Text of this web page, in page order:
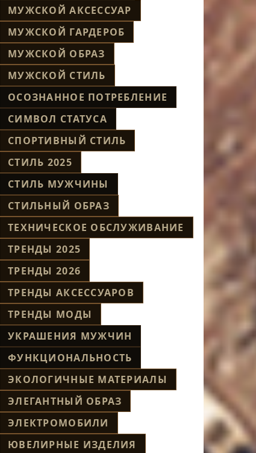
МУЖСКОЙ АКСЕССУАР
МУЖСКОЙ ГАРДЕРОБ
МУЖСКОЙ ОБРАЗ
МУЖСКОЙ СТИЛЬ
ОСОЗНАННОЕ ПОТРЕБЛЕНИЕ
СИМВОЛ СТАТУСА
СПОРТИВНЫЙ СТИЛЬ
СТИЛЬ 2025
СТИЛЬ МУЖЧИНЫ
СТИЛЬНЫЙ ОБРАЗ
ТЕХНИЧЕСКОЕ ОБСЛУЖИВАНИЕ
ТРЕНДЫ 2025
ТРЕНДЫ 2026
ТРЕНДЫ АКСЕССУАРОВ
ТРЕНДЫ МОДЫ
УКРАШЕНИЯ МУЖЧИН
ФУНКЦИОНАЛЬНОСТЬ
ЭКОЛОГИЧНЫЕ МАТЕРИАЛЫ
ЭЛЕГАНТНЫЙ ОБРАЗ
ЭЛЕКТРОМОБИЛИ
ЮВЕЛИРНЫЕ ИЗДЕЛИЯ